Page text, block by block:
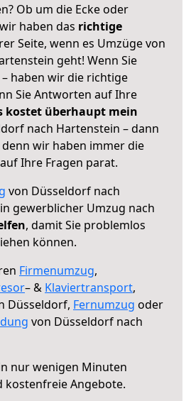
Ob um die Ecke oder
haben das richtige
Seite, wenn es Umzüge von
geht! Wenn Sie
haben wir die richtige
Sie Antworten auf Ihre
kostet überhaupt mein
nach Hartenstein – dann
denn wir haben immer die
Ihre Fragen parat.
von Düsseldorf nach
gewerblicher Umzug nach
, damit Sie problemlos
können.
Firmenumzug,
– & Klaviertransport,
Düsseldorf, Fernumzug oder
von Düsseldorf nach
nur wenigen Minuten
kostenfreie Angebote.